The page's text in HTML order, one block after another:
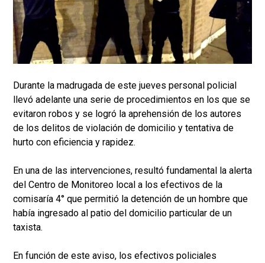
Durante la madrugada de este jueves personal policial
llevó adelante una serie de procedimientos en los que se
evitaron robos y se logró la aprehensión de los autores
de los delitos de violación de domicilio y tentativa de
hurto con eficiencia y rapidez.
En una de las intervenciones, resultó fundamental la alerta
del Centro de Monitoreo local a los efectivos de la
comisaría 4° que permitió la detención de un hombre que
había ingresado al patio del domicilio particular de un
taxista.
En función de este aviso, los efectivos policiales